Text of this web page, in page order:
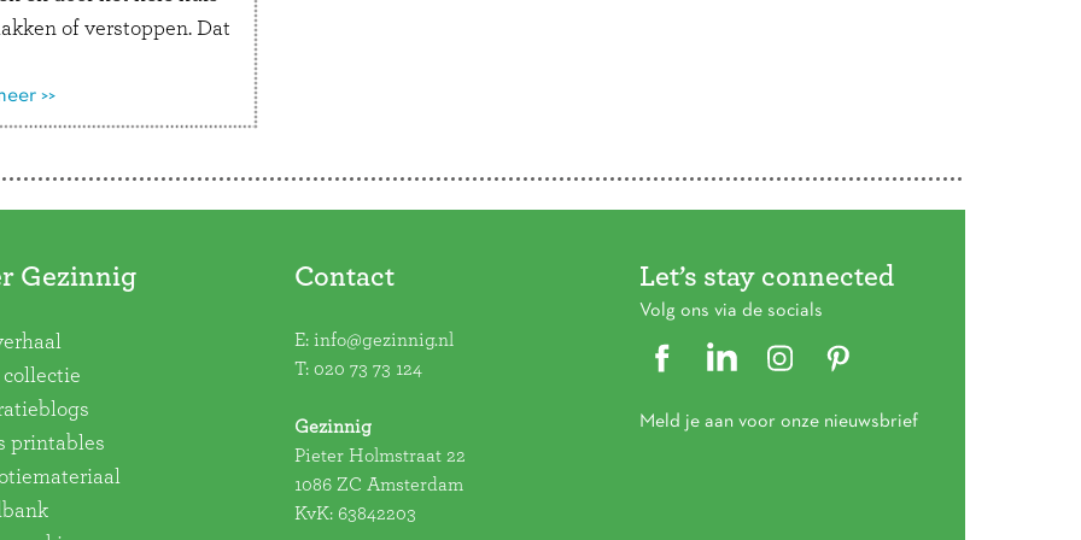
of verstoppen. Dat
of je
>>
Gezinnig
collectie
printables
Contact
E: info@gezinnig.nl
T: 020 73 73 124
Gezinnig
Pieter Holmstraat 22
1086 ZC Amsterdam
KvK: 63842203
Let’s stay connected
Volg ons via de socials
Meld je aan voor onze nieuwsbrief